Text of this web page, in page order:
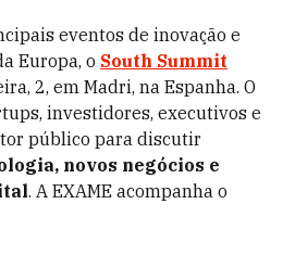
eventos de inovação e
Europa, o South Summit
2, em Madri, na Espanha. O
investidores, executivos e
público para discutir
novos negócios e
. A EXAME acompanha o